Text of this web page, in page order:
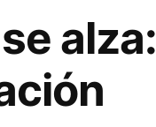
alza: